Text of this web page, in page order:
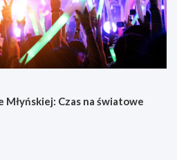
Czas na światowe